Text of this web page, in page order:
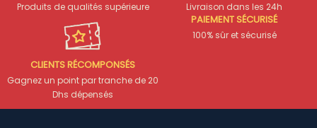
Produits de qualités supérieure Livraison dans les 24h
CLIENTS RÉCOMPONSÉS
Gagnez un point par tranche de 20
Dhs dépensés
PAIEMENT SÉCURISÉ
100% sûr et sécurisé